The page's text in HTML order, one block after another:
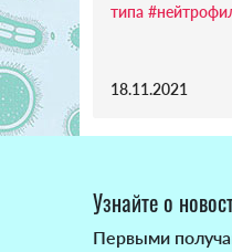
типа
18.11.2021
Узнайте о
Первыми